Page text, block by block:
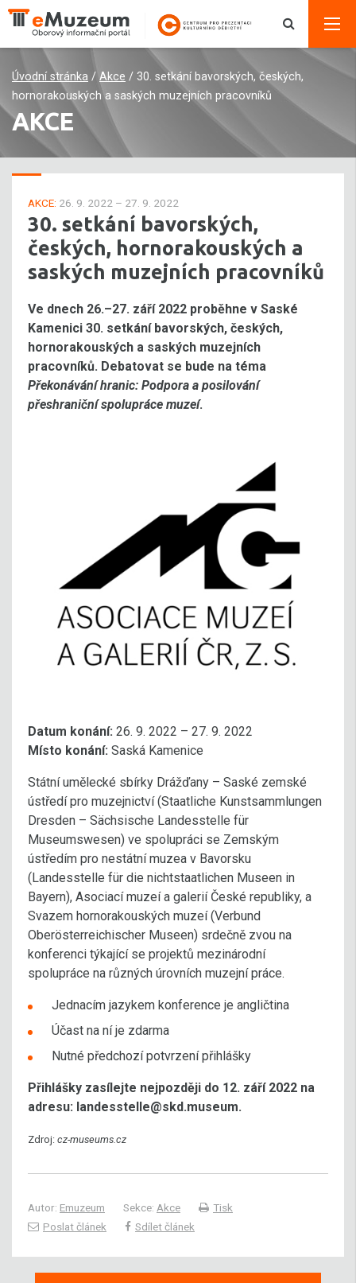
Úvodní stránka / Akce / 30. setkání bavorských, českých,
hornorakouských a saských muzejních pracovníků
AKCE
AKCE: 26. 9. 2022 – 27. 9. 2022
30. setkání bavorských,
českých, hornorakouských a
saských muzejních pracovníků
Ve dnech 26.–27. září 2022 proběhne v Saské
Kamenici 30. setkání bavorských, českých,
hornorakouských a saských muzejních
pracovníků. Debatovat se bude na téma
Překonávání hranic: Podpora a posilování
přeshraniční spolupráce muzeí.
Datum konání: 26. 9. 2022 – 27. 9. 2022
Místo konání: Saská Kamenice
Státní umělecké sbírky Drážďany – Saské zemské
ústředí pro muzejnictví (Staatliche Kunstsammlungen
Dresden – Sächsische Landesstelle für
Museumswesen) ve spolupráci se Zemským
ústředím pro nestátní muzea v Bavorsku
(Landesstelle für die nichtstaatlichen Museen in
Bayern), Asociací muzeí a galerií České republiky, a
Svazem hornorakouských muzeí (Verbund
Oberösterreichischer Museen) srdečně zvou na
konferenci týkající se projektů mezinárodní
spolupráce na různých úrovních muzejní práce.
Jednacím jazykem konference je angličtina
Účast na ní je zdarma
Nutné předchozí potvrzení přihlášky
Přihlášky zasílejte nejpozději do 12. září 2022 na
adresu: landesstelle@skd.museum.
Zdroj: cz-museums.cz
Autor: Emuzeum Sekce: Akce
Tisk
Poslat článek
Sdílet článek